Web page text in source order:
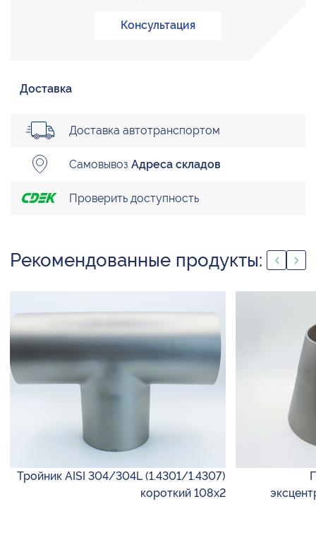
Консультация
Доставка
Доставка автотранспортом
Самовывоз Адреса складов
Проверить доступность
Рекомендованные продукты:
Тройник AISI 304/304L (1.4301/1.4307)
короткий 108х2